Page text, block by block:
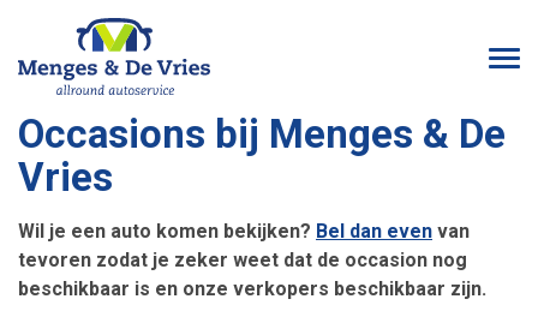
Occasions bij Menges & De
Vries
Wil je een auto komen bekijken? Bel dan even van
tevoren zodat je zeker weet dat de occasion nog
beschikbaar is en onze verkopers beschikbaar zijn.
Historie
Het Team
Missie en Visie
Afspraak plannen
Onderhoud
Grote beurt
Auto chiptuning
Camper chiptuning
DSG Tuning Emmen
DSG reparatie
DSG automaat problemen
EGR Klep
1.5 T(F)SI Koude Start Probleem
NOx sensor storing? Wij lossen het op!